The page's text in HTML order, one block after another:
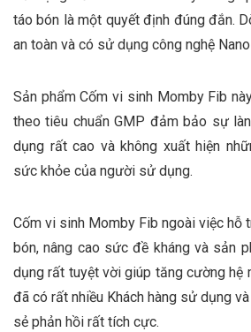
táo bón là một quyết định đúng đắn.
an toàn và có sử dụng công nghệ
Sản phẩm Cốm vi sinh Momby Fib
theo tiêu chuẩn GMP đảm bảo sự
dụng rất cao và không xuất hiện
sức khỏe của người sử dụng.
Cốm vi sinh Momby Fib ngoài việc hỗ
bón, nâng cao sức đề kháng và sản
dụng rất tuyệt vời giúp tăng cường hệ
đã có rất nhiều Khách hàng sử dụng
sẻ phản hồi rất tích cực.